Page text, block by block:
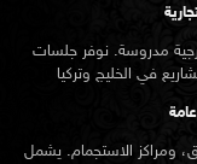
مدروسة. نوفر جلسات
ومراكز الاستجمام. يشمل